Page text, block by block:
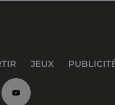
JEUX